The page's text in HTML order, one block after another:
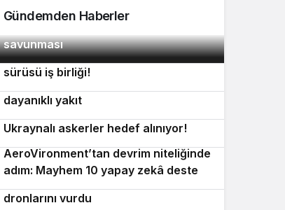
Gündemden Haberler
savunması
ABD platformları için otonom dron
sürüsü iş birliği!
3
Hindistan ordusundan aşırı soğuklara
dayanıklı yakıt
Ukraynalı askerler hedef alınıyor!
5
AeroVironment’tan devrim niteliğinde
adım: Mayhem 10 yapay zekâ destekli
sürü yeteneği kazanıyor!
6
dronlarını vurdu